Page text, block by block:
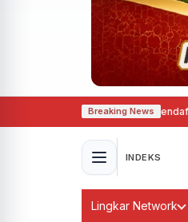
Breaking News
Semarang Mulai Buka Pendaftaran
INDEKS
Lingkar Network